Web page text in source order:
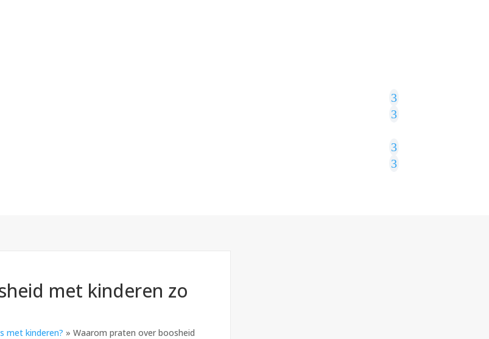
met kinderen zo
met kinderen? » Waarom praten over boosheid